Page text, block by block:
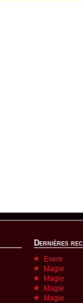
Dernières
Evere
Magie
Magie
Magie
Magie